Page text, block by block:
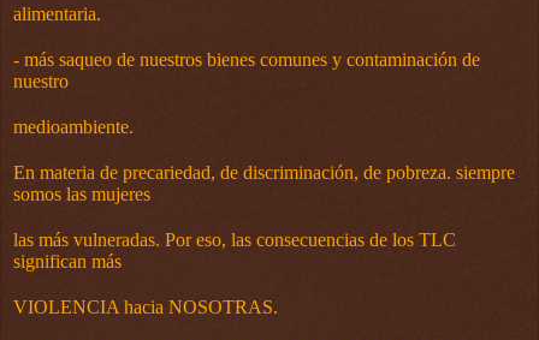
alimentaria.
- más saqueo de nuestros bienes comunes y contaminación de
nuestro
medioambiente.
En materia de precariedad, de discriminación, de pobreza. siempre
somos las mujeres
las más vulneradas. Por eso, las consecuencias de los TLC
significan más
VIOLENCIA hacia NOSOTRAS.